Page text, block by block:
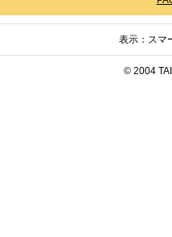
表示：スマ
© 2004